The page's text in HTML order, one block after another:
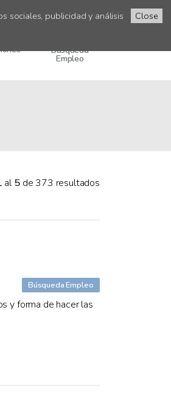
Close
sociales, publicidad y análisis
Búsqueda
Empleo
al 5de 373 resultados
Búsqueda Empleo
y forma de hacer las